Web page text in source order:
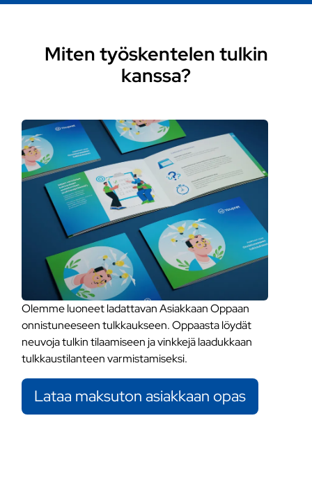
Miten työskentelen tulkin
kanssa?
Olemme luoneet ladattavan Asiakkaan Oppaan
onnistuneeseen tulkkaukseen. Oppaasta löydät
neuvoja tulkin tilaamiseen ja vinkkejä laadukkaan
tulkkaustilanteen varmistamiseksi.
Lataa maksuton asiakkaan opas